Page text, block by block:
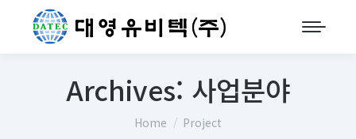
Archives: 사업분야
You are here:
Home Project